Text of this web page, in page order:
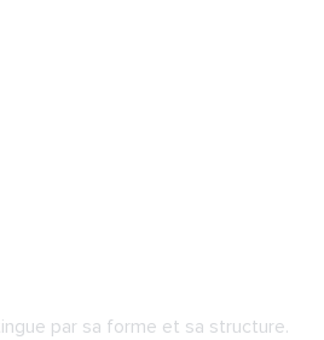
par sa forme et sa structure.